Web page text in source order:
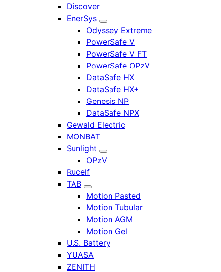
Discover
EnerSys
Odyssey Extreme
PowerSafe V
PowerSafe V FT
PowerSafe OPzV
DataSafe HX
DataSafe HX+
Genesis NP
DataSafe NPX
Gewald Electric
MONBAT
Sunlight
OPzV
Rucelf
TAB
Motion Pasted
Motion Tubular
Motion AGM
Motion Gel
U.S. Battery
YUASA
ZENITH